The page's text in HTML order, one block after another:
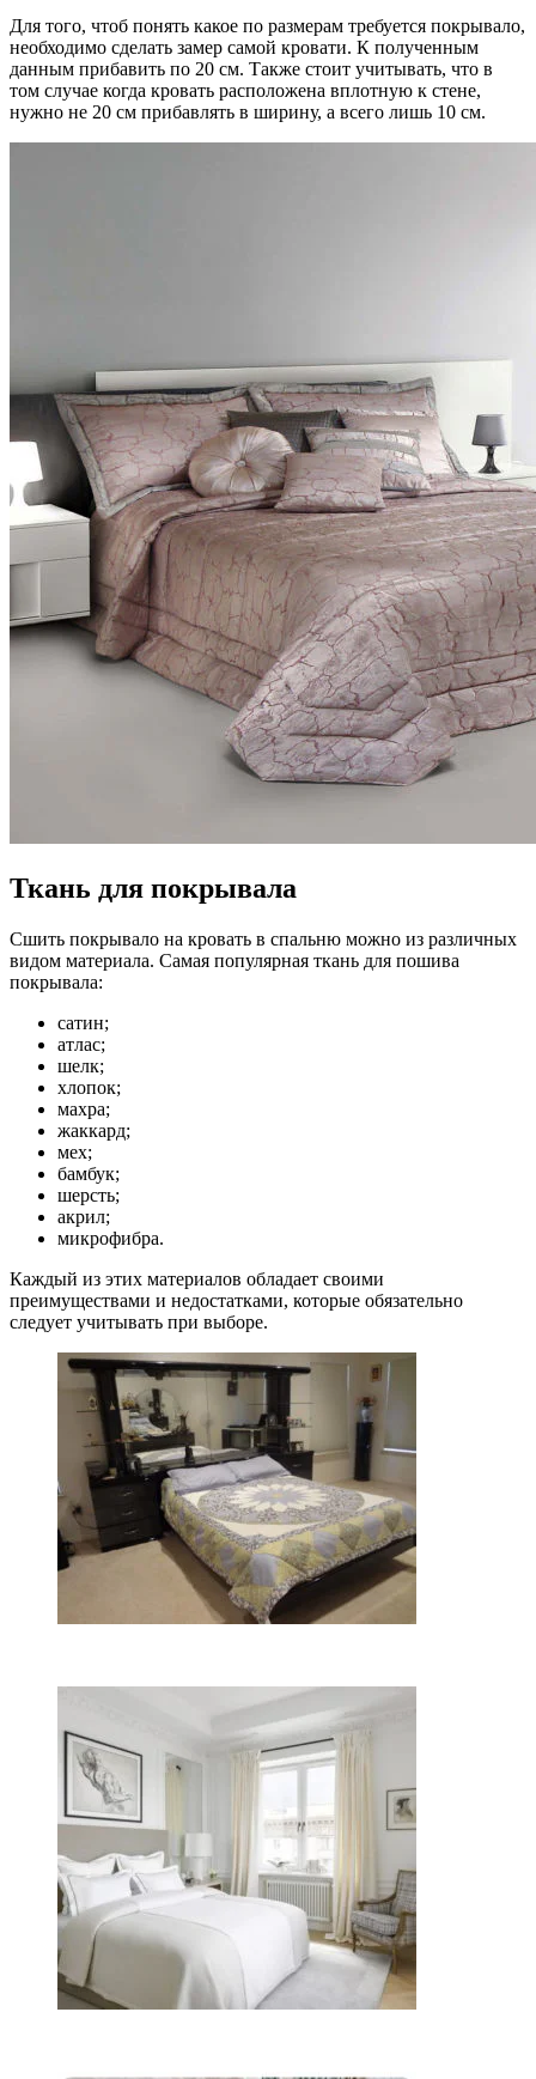
Для того, чтоб понять какое по размерам требуется покрывало,
необходимо сделать замер самой кровати. К полученным
данным прибавить по 20 см. Также стоит учитывать, что в
том случае когда кровать расположена вплотную к стене,
нужно не 20 см прибавлять в ширину, а всего лишь 10 см.
Ткань для покрывала
Сшить покрывало на кровать в спальню можно из различных
видом материала. Самая популярная ткань для пошива
покрывала:
сатин;
атлас;
шелк;
хлопок;
махра;
жаккард;
мех;
бамбук;
шерсть;
акрил;
микрофибра.
Каждый из этих материалов обладает своими
преимуществами и недостатками, которые обязательно
следует учитывать при выборе.